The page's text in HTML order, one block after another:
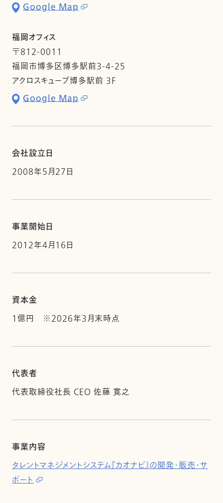
Google Map
福岡オフィス
〒812-0011
福岡市博多区博多駅前3-4-25
アクロスキューブ博多駅前 3F
Google Map
会社設立日
2008年5月27日
事業開始日
2012年4月16日
資本金
1億円 ※2026年3月末時点
代表者
代表取締役社長 CEO 佐藤 寛之
事業内容
タレントマネジメントシステム『カオナビ』の開発・販売・サ
ポート